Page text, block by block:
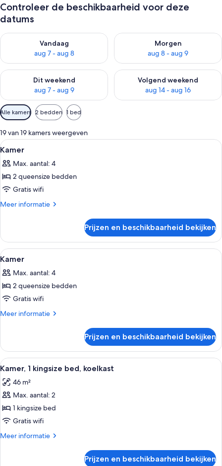
Controleer de beschikbaarheid voor deze
datums
Vandaag
aug 7 - aug 8
De beschikbaarheid controleren voor vanavond aug 7 - aug 8
Morgen
aug 8 - aug 9
De beschikbaarheid
Dit weekend
aug 7 - aug 9
De beschikbaarheid controleren voor dit weekend aug 7 -
Volgend weekend
aug 14 - aug 16
De beschikbaarheid
Beschikbare
filters
voor
kamers
Alle kamers 2 bedden 1 bed
19 van 19 kamers weergeven
Alle
foto's
voor
Kamer
laden
Een badkamer met een grote
4
Kamer
Max. aantal: 4
2 queensize bedden
Gratis wifi
Meer informatie
Meer
Prijzen en beschikbaarheid bekijken
Alle
foto's
voor
Kamer
laden
Een hotelkamer met twee bedden,
13
Kamer
Max. aantal: 4
2 queensize bedden
Gratis wifi
Meer informatie
Meer
Prijzen en beschikbaarheid bekijken
Alle
foto's
voor
Kamer,
1
kingsize
bed,
Een hotelkamer met een groot bed,
6
Kamer, 1 kingsize bed, koelkast
46 m²
Max. aantal: 2
1 kingsize bed
Gratis wifi
Meer informatie
Meer
Prijzen en beschikbaarheid bekijken